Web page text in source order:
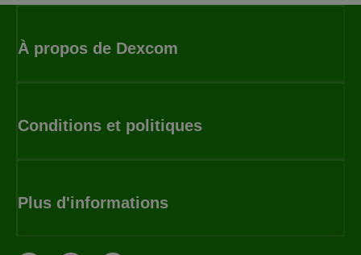
À propos de Dexcom
Conditions et politiques
Plus d'informations